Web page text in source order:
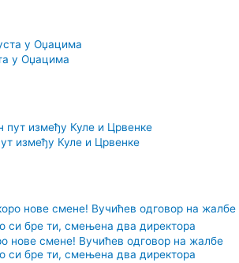
у Оџацима
између Куле и Црвенке
нове смене! Вучићев одговор на жалбе
си бре ти, смењена два директора